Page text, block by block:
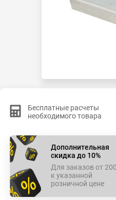
Бесплатные расчеты
необходимого товара
Дополнительная
скидка до 10%
Для заказов от
к указанной
розничной цене